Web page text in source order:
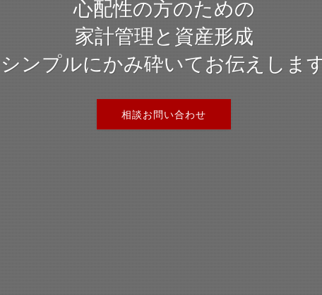
心配性の方のための
家計管理と資産形成
シンプルにかみ砕いてお伝えしま
相談お問い合わせ